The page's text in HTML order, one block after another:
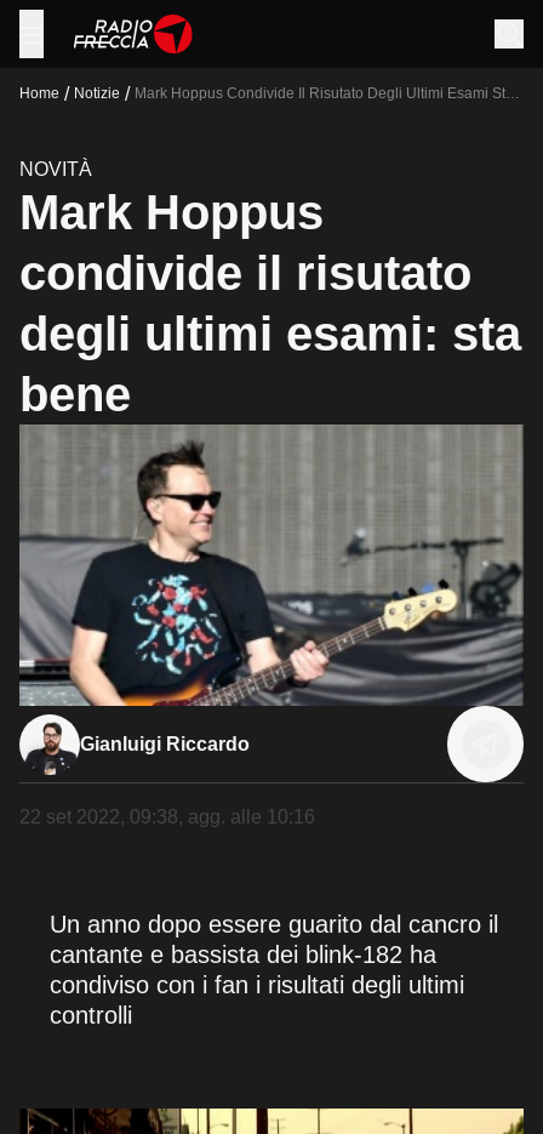
Home / Notizie / Mark Hoppus Condivide Il Risutato Degli Ultimi Esami Sta
NOVITÀ
Mark Hoppus
condivide il risutato
degli ultimi esami: sta
bene
Gianluigi Riccardo
22 set 2022, 09:38, agg. alle 10:16
Un anno dopo essere guarito dal cancro il
cantante e bassista dei blink-182 ha
condiviso con i fan i risultati degli ultimi
controlli